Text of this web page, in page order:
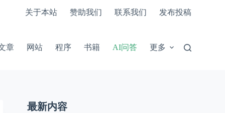
关于本站 赞助我们 联系我们 发布投稿
章 网站 程序 书籍 AI问答 更多
最新内容